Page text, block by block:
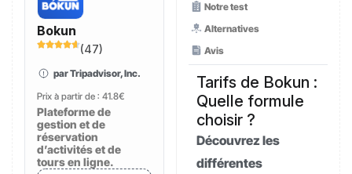
Bokun
(47)
par Tripadvisor, Inc.
Prix à partir de : 41.8€
Plateforme de
gestion et de
réservation
d’activités et de
tours en ligne.
Notre test
Alternatives
Avis
Tarifs de Bokun :
Quelle formule
choisir ?
Découvrez les
différentes